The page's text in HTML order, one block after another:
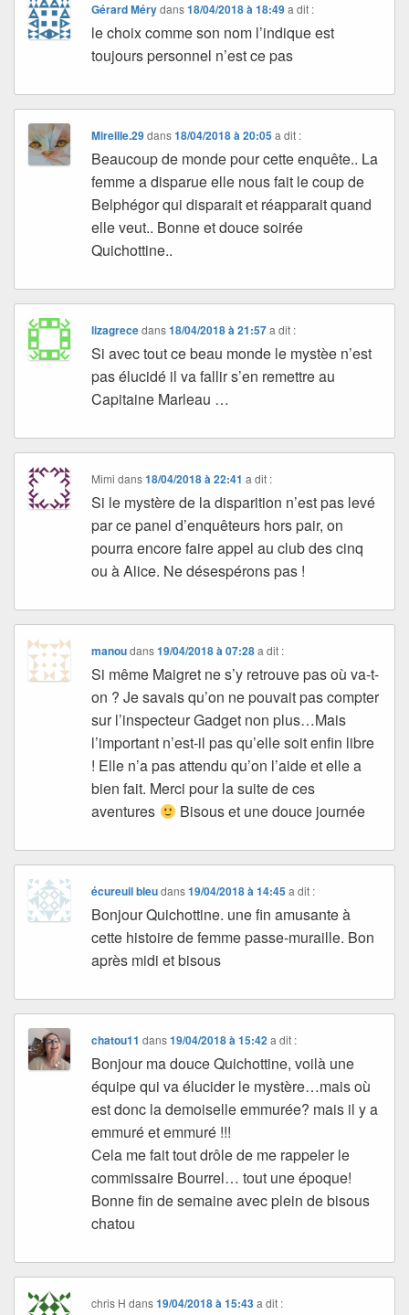
Gérard Mérydans18/04/2018 à 18:49 a dit :
le choix comme son nom l’indique est
toujours personnel n’est ce pas
Mireille.29dans18/04/2018 à 20:05 a dit :
Beaucoup de monde pour cette enquête.. La
femme a disparue elle nous fait le coup de
Belphégor qui disparait et réapparait quand
elle veut.. Bonne et douce soirée
Quichottine..
lizagrecedans18/04/2018 à 21:57 a dit :
Si avec tout ce beau monde le mystèe n’est
pas élucidé il va fallir s’en remettre au
Capitaine Marleau …
Mimi dans18/04/2018 à 22:41 a dit :
Si le mystère de la disparition n’est pas levé
par ce panel d’enquêteurs hors pair, on
pourra encore faire appel au club des cinq
ou à Alice. Ne désespérons pas !
manoudans19/04/2018 à 07:28 a dit :
Si même Maigret ne s’y retrouve pas où va-t-
on ? Je savais qu’on ne pouvait pas compter
sur l’inspecteur Gadget non plus…Mais
l’important n’est-il pas qu’elle soit enfin libre
! Elle n’a pas attendu qu’on l’aide et elle a
bien fait. Merci pour la suite de ces
aventures
Bisous et une douce journée
écureuil bleudans19/04/2018 à 14:45 a dit :
Bonjour Quichottine. une fin amusante à
cette histoire de femme passe-muraille. Bon
après midi et bisous
chatou11 dans19/04/2018 à 15:42 a dit :
Bonjour ma douce Quichottine, voilà une
équipe qui va élucider le mystère…mais où
est donc la demoiselle emmurée? mais il y a
emmuré et emmuré !!!
Cela me fait tout drôle de me rappeler le
commissaire Bourrel… tout une époque!
Bonne fin de semaine avec plein de bisous
chatou
chris H dans19/04/2018 à 15:43 a dit :